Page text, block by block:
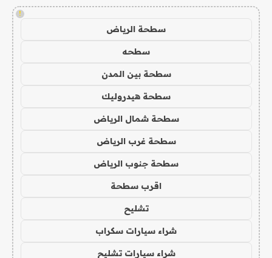
!
سطحة الرياض
سطحه
سطحة بين المدن
سطحة هيدروليك
سطحة شمال الرياض
سطحة غرب الرياض
سطحة جنوب الرياض
اقرب سطحة
تشليح
شراء سيارات سكراب
شراء سيارات تشليح